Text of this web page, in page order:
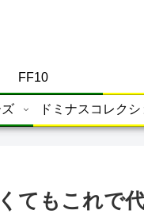
FF10
ドミナスコレク
てもこれで